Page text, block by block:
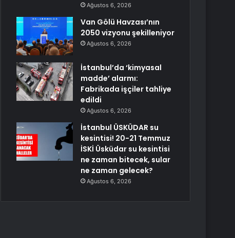
Ağustos 6, 2026
Van Gölü Havzası’nın
2050 vizyonu şekilleniyor
Ağustos 6, 2026
İstanbul’da ‘kimyasal
madde’ alarmı:
Fabrikada işçiler tahliye
edildi
Ağustos 6, 2026
İstanbul ÜSKÜDAR su
kesintisi! 20-21 Temmuz
İSKİ Üsküdar su kesintisi
ne zaman bitecek, sular
ne zaman gelecek?
Ağustos 6, 2026